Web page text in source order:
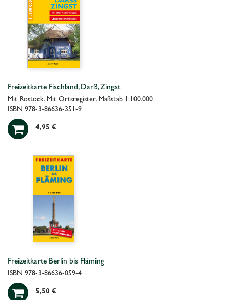
Freizeitkarte Fischland, Darß, Zingst
Mit Rostock. Mit Ortsregister. Maßstab 1:100.000.
ISBN 978-3-86636-351-9
 4,95 €
Freizeitkarte Berlin bis Fläming
ISBN 978-3-86636-059-4
 5,50 €